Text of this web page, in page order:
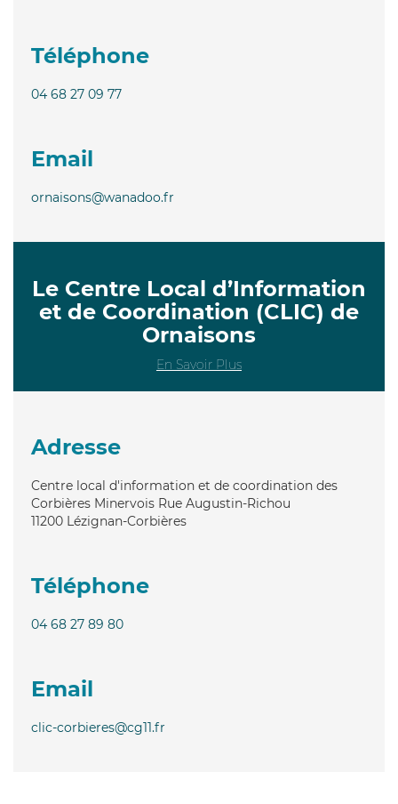
Téléphone
04 68 27 09 77
Email
ornaisons@wanadoo.fr
Le Centre Local d’Information
et de Coordination (CLIC) de
Ornaisons
En Savoir Plus
Adresse
Centre local d'information et de coordination des
Corbières Minervois Rue Augustin-Richou
11200 Lézignan-Corbières
Téléphone
04 68 27 89 80
Email
clic-corbieres@cg11.fr